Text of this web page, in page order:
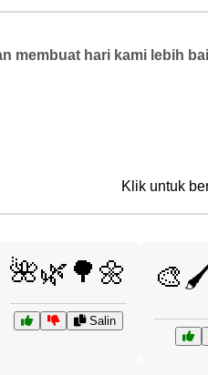
membuat hari kami lebih
Klik untuk
🌺🌿🌳🌼
Salin